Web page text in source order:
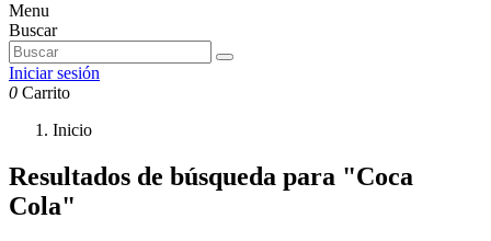
Menu
Buscar
Iniciar sesión
0 Carrito
Inicio
Resultados de búsqueda para "Coca
Cola"